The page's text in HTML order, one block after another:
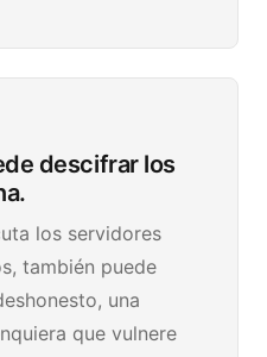
descifrar los
los servidores
también puede
una
que vulnere